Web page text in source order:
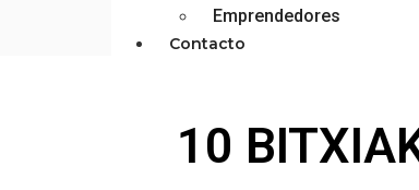
Emprendedores
Contacto
10